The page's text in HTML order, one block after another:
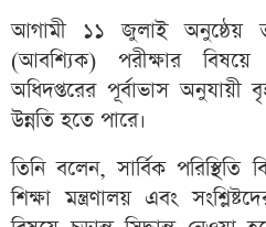
আগামী ১১ জুলাই অনুষ্ঠেয়
(আবশ্যিক) পরীক্ষার
অধিদপ্তরের পূর্বাভাস অনুযায়ী
উন্নতি হতে পারে।
তিনি বলেন, সার্বিক পরিস্থিতি
শিক্ষা মন্ত্রণালয় এবং